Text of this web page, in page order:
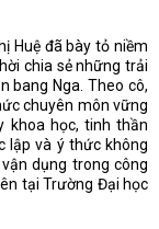
Huệ đã bày tỏ niềm
chia sẻ những trải
bang Nga. Theo cô,
chuyên môn vững
khoa học, tinh thần
lập và ý thức không
dụng trong công
tại Trường Đại học